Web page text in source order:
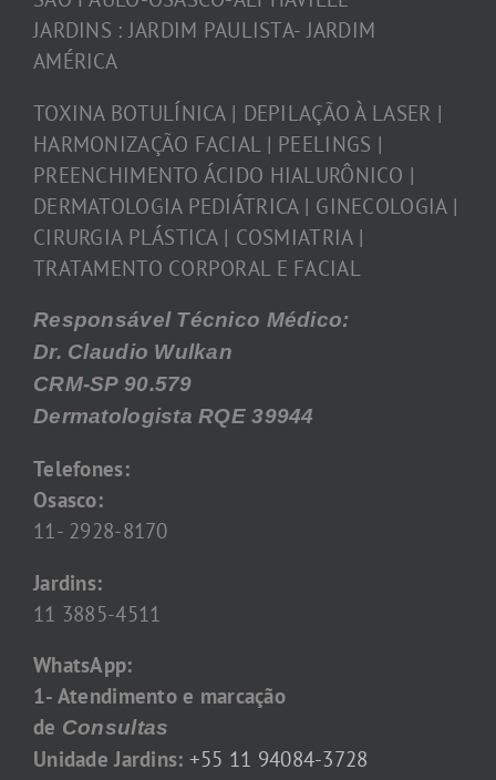
JARDINS : JARDIM PAULISTA- JARDIM
AMÉRICA
TOXINA BOTULÍNICA | DEPILAÇÃO À LASER |
HARMONIZAÇÃO FACIAL | PEELINGS |
PREENCHIMENTO ÁCIDO HIALURÔNICO |
DERMATOLOGIA PEDIÁTRICA | GINECOLOGIA |
CIRURGIA PLÁSTICA | COSMIATRIA |
TRATAMENTO CORPORAL E FACIAL
Responsável Técnico Médico:
Dr. Claudio Wulkan
CRM-SP 90.579
Dermatologista RQE 39944
Telefones:
Osasco:
11- 2928-8170
Jardins:
11 3885-4511
WhatsApp:
1- Atendimento e marcação
de Consultas
Unidade Jardins: +55 11 94084-3728